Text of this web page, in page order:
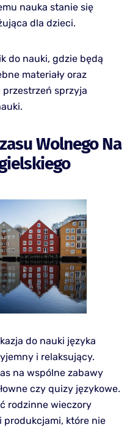
nauka stanie się
dla dzieci.
do nauki, gdzie będą
materiały oraz
przestrzeń sprzyja
Wolnego Na
do nauki języka
i relaksujący.
na wspólne zabawy
czy quizy językowe.
rodzinne wieczory
produkcjami, które nie